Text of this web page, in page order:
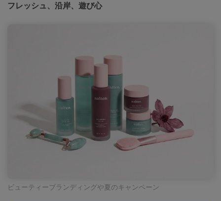
フレッシュ、沿岸、遊び心
ビューティーブランディングや夏のキャンペーン